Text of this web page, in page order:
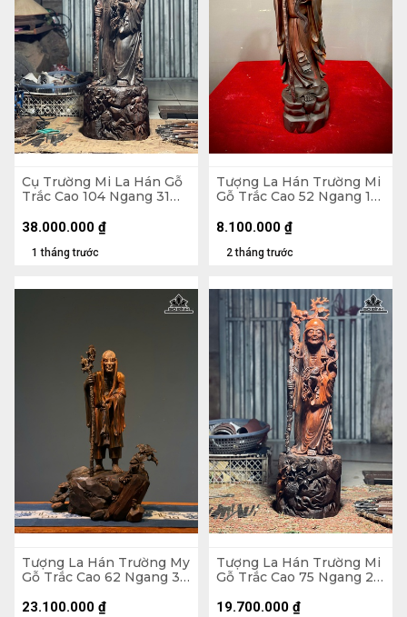
Cụ Trường Mi La Hán Gỗ
Trắc Cao 104 Ngang 31
1 tháng trước
38.000.000 ₫
Tượng La Hán Trường Mi
Gỗ Trắc Cao 52 Ngang 15
2 tháng trước
8.100.000 ₫
Tượng La Hán Trường My
Gỗ Trắc Cao 62 Ngang 38
23.100.000 ₫
Tượng La Hán Trường Mi
Gỗ Trắc Cao 75 Ngang 22
19.700.000 ₫